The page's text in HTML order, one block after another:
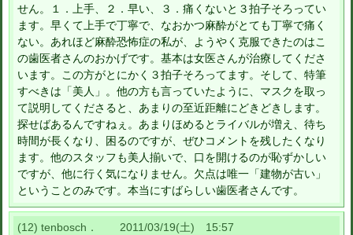
せん。１．上手、２．早い、３．痛くないと３拍子そろってい
ます。早くて上手で丁寧で、なおかつ麻酔がとても丁寧で痛く
ない。あれほど麻酔恐怖症の私が、ようやく克服できたのはこ
の歯医者さんのおかげです。基本は女医さんが治療してくださ
います。この方がとにかく３拍子そろってます。そして、特筆
すべきは「美人」。他の方も言っていたように、マスクを取っ
て説明してくださると、あまりの至近距離にどきどきします。
探せばあるんですねぇ。あまりほめるとライバルが増え、待ち
時間が長くなり、困るのですが、ぜひコメントを残したくなり
ます。他のスタッフも美人揃いで、口を開けるのが恥ずかしい
ですが、他に行く気になりません。欠点は唯一「建物が古い」
ということのみです。本当にすばらしい歯医者さんです。
(12) tenbosch． 2011/03/19(土) 15:57